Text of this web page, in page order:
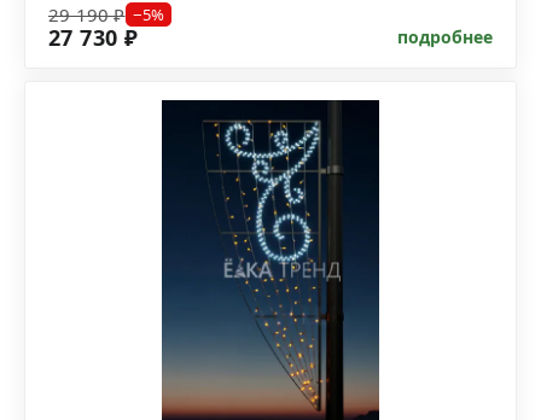
29 190 ₽ −5%
27 730 ₽ подробнее